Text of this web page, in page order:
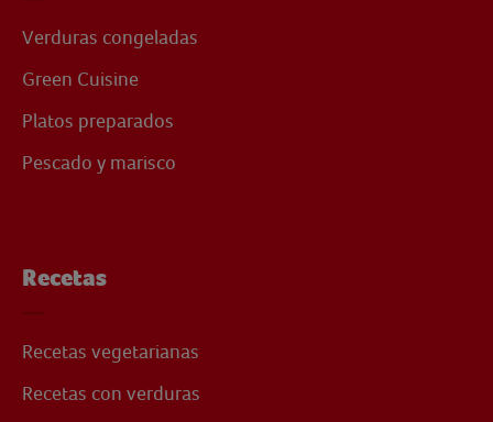
Verduras congeladas
Green Cuisine
Platos preparados
Pescado y marisco
Recetas
Recetas vegetarianas
Recetas con verduras